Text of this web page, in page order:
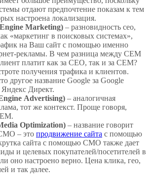
отдают предпочтение показам к тем
настроена локализация.
Engine Marketing) – разновидность сео,
«маркетинг в поисковых системах»,
на Ваш сайт с помощью именно
рекламы. В чем разница между СЕМ
платит как за СЕО, так и за СЕМ?
получения трафика и клиентов.
другое название Google за Google
Директ.
Advertising) – аналогичная
тот же контекст. Проще говоря,
Optimization) – название говорит
– это продвижение сайта с помощью
сайта с помощью СМО также дает
и целевых покупателей/посетителей в
оно настроено верно. Цена клика, гео,
и так далее.